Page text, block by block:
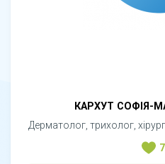
КАРХУТ СОФІЯ-
Дерматолог, трихолог,